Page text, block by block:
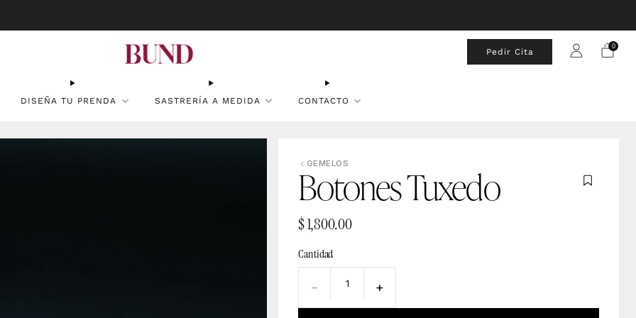
DISEÑA TU PRENDA SASTRERÍA A MEDIDA CONTACTO
Pedir Cita
0
GEMELOS
Botones Tuxedo
$ 1,800.00
Cantidad
− +